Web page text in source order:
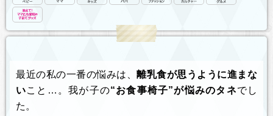
最近の私の一番の悩みは、離乳食が思うように進まな
いこと…。我が子の“お食事椅子”が悩みのタネでし
た。